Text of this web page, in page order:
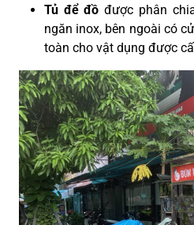
Tủ để đồđược phân
ngăn inox, bên ngoài có
toàn cho vật dụng được